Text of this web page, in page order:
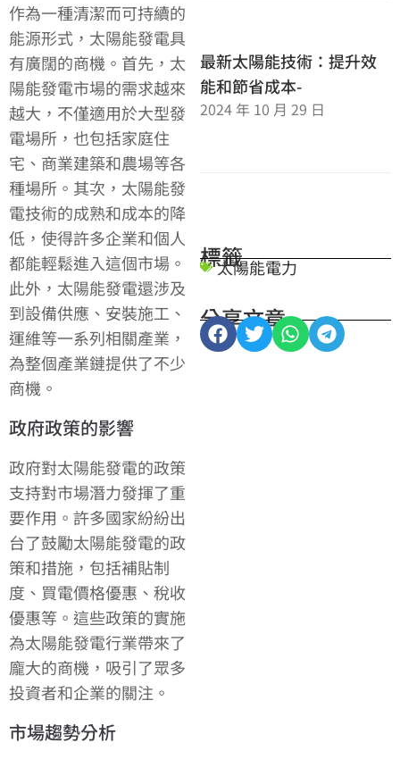
作為一種清潔而可持續的
能源形式，太陽能發電具
有廣闊的商機。首先，太
陽能發電市場的需求越來
越大，不僅適用於大型發
電場所，也包括家庭住
宅、商業建築和農場等各
種場所。其次，太陽能發
電技術的成熟和成本的降
低，使得許多企業和個人
都能輕鬆進入這個市場。
此外，太陽能發電還涉及
到設備供應、安裝施工、
運維等一系列相關產業，
為整個產業鏈提供了不少
商機。
政府政策的影響
政府對太陽能發電的政策
支持對市場潛力發揮了重
要作用。許多國家紛紛出
台了鼓勵太陽能發電的政
策和措施，包括補貼制
度、買電價格優惠、稅收
優惠等。這些政策的實施
為太陽能發電行業帶來了
龐大的商機，吸引了眾多
投資者和企業的關注。
市場趨勢分析
最新太陽能技術：提升效
能和節省成本-
2024 年 10 月 29 日
標籤
太陽能電力
分享文章